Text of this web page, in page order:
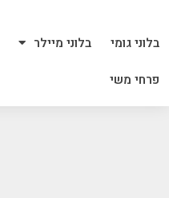
בלוני גומי בלוני מיילר
פרחי משי